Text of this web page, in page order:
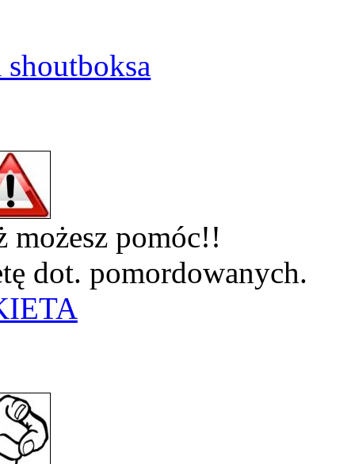
możesz pomóc!!
dot. pomordowanych.